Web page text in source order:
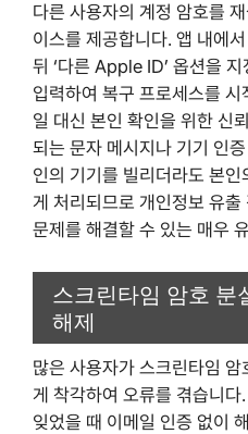
다른 사용자의 계정 암호를
이스를 제공합니다. 앱 내에
뒤 ‘다른 Apple ID’ 옵션을
입력하여 복구 프로세스를 시
일 대신 본인 확인을 위한 신
되는 문자 메시지나 기기 인
인의 기기를 빌리더라도 본
게 처리되므로 개인정보 유
문제를 해결할 수 있는 매우
스크린타임 암호 분
해제
많은 사용자가 스크린타임
게 착각하여 오류를 겪습니
잊었을 때 이메일 인증 없이